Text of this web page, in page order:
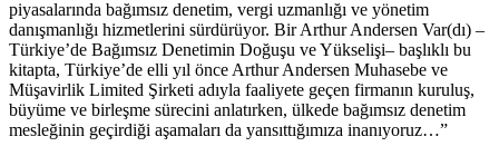
piyasalarında bağımsız denetim, vergi uzmanlığı ve yönetim
danışmanlığı hizmetlerini sürdürüyor. Bir Arthur Andersen Var(dı) –
Türkiye’de Bağımsız Denetimin Doğuşu ve Yükselişi– başlıklı bu
kitapta, Türkiye’de elli yıl önce Arthur Andersen Muhasebe ve
Müşavirlik Limited Şirketi adıyla faaliyete geçen firmanın kuruluş,
büyüme ve birleşme sürecini anlatırken, ülkede bağımsız denetim
mesleğinin geçirdiği aşamaları da yansıttığımıza inanıyoruz…”